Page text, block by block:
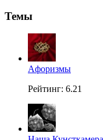
Темы
Aфоризмы
Рейтинг: 6.21